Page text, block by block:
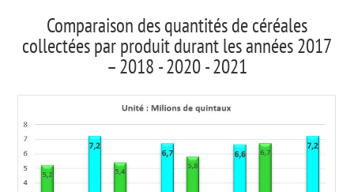
Comparaison des quantités de céréales
collectées par produit durant les années 2017
– 2018 - 2020 - 2021